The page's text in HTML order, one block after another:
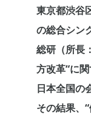
東京都渋谷
の総合シン
総研（所長
方改革“に
日本全国の
その結果、